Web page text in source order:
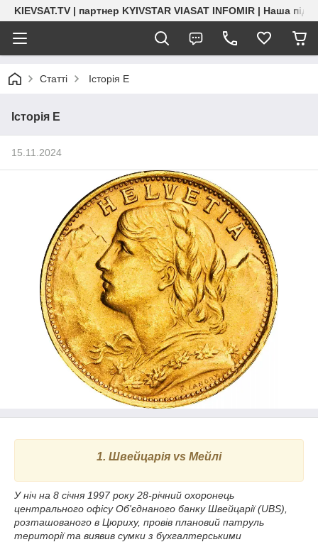
KIEVSAT.TV | партнер KYIVSTAR VIASAT INFOMIR | Наша
Статті Історія Е
Історія Е
15.11.2024
1. Швейцарія vs Мейлі
У ніч на 8 січня 1997 року 28-річний охоронець
центрального офісу Об'єднаного банку Швейцарії (UBS),
розташованого в Цюриху, провів плановий патруль
території та виявив сумки з бухгалтерськими